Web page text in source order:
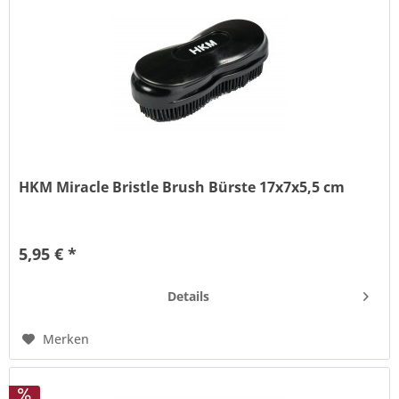
HKM Miracle Bristle Brush Bürste 17x7x5,5 cm
Reinigungswirkung
5,95 € *
Details
Merken